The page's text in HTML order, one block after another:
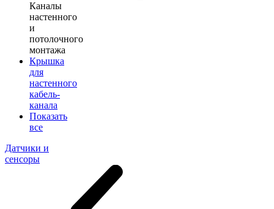
Каналы
настенного
и
потолочного
монтажа
Крышка
для
настенного
кабель-
канала
Показать
все
Датчики и
сенсоры